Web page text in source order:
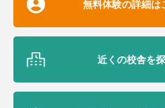
無料体験の詳細は
近くの校舎を